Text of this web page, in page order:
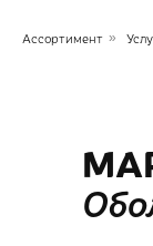
Ассортимент »